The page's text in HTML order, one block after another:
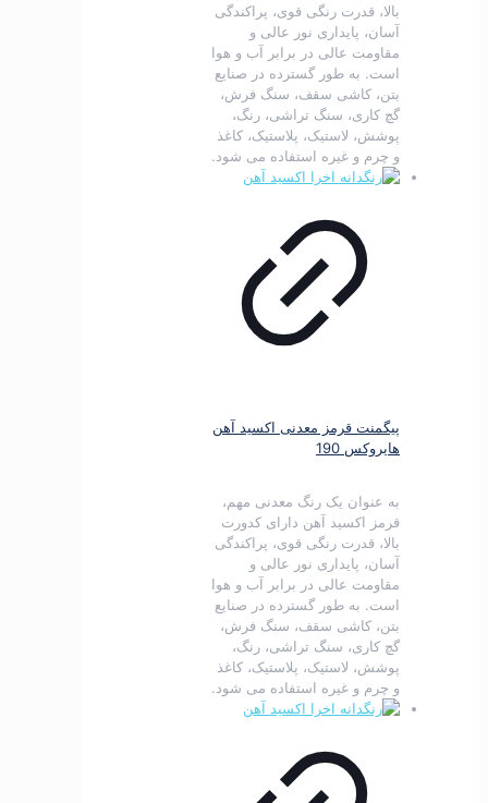
بالا، قدرت رنگی قوی، پراکندگی
آسان، پایداری نور عالی و
مقاومت عالی در برابر آب و هوا
است. به طور گسترده در صنایع
بتن، کاشی سقف، سنگ فرش،
گچ کاری، سنگ تراشی، رنگ،
پوشش، لاستیک، پلاستیک، کاغذ
و چرم و غیره استفاده می شود.
پیگمنت قرمز معدنی اکسید آهن
هایروکس 190
به عنوان یک رنگ معدنی مهم،
قرمز اکسید آهن دارای کدورت
بالا، قدرت رنگی قوی، پراکندگی
آسان، پایداری نور عالی و
مقاومت عالی در برابر آب و هوا
است. به طور گسترده در صنایع
بتن، کاشی سقف، سنگ فرش،
گچ کاری، سنگ تراشی، رنگ،
پوشش، لاستیک، پلاستیک، کاغذ
و چرم و غیره استفاده می شود.